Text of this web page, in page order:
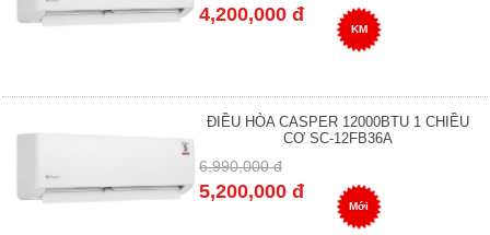
4,200,000 đ
KM
ĐIỀU HÒA CASPER 12000BTU 1 CHIỀU
CƠ SC-12FB36A
6,990,000 đ
5,200,000 đ
Mới